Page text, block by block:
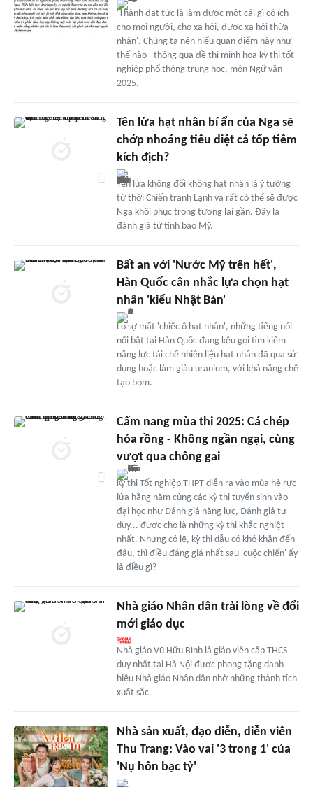
'Thành đạt tức là làm được một cái gì có ích
cho mọi người, cho xã hội, được xã hội thừa
nhận'. Chúng ta nên hiểu quan điểm này như
thế nào - thông qua đề thi minh họa kỳ thi tốt
nghiệp phổ thông trung học, môn Ngữ văn
2025.
Tên lửa hạt nhân bí ẩn của Nga sẽ
chớp nhoáng tiêu diệt cả tốp tiêm
kích địch?
Tên lửa không đối không hạt nhân là ý tưởng
từ thời Chiến tranh Lạnh và rất có thể sẽ được
Nga khôi phục trong tương lai gần. Đây là
đánh giá từ tình báo Mỹ.
Bất an với 'Nước Mỹ trên hết',
Hàn Quốc cân nhắc lựa chọn hạt
nhân 'kiểu Nhật Bản'
Lo sợ mất 'chiếc ô hạt nhân', những tiếng nói
nổi bật tại Hàn Quốc đang kêu gọi tìm kiếm
năng lực tái chế nhiên liệu hạt nhân đã qua sử
dụng hoặc làm giàu uranium, với khả năng chế
tạo bom.
Cẩm nang mùa thi 2025: Cá chép
hóa rồng - Không ngần ngại, cùng
vượt qua chông gai
Kỳ thi Tốt nghiệp THPT diễn ra vào mùa hè rực
lửa hằng năm cùng các kỳ thi tuyển sinh vào
đại học như Đánh giá năng lực, Đánh giá tư
duy... được cho là những kỳ thi khắc nghiệt
nhất. Nhưng có lẽ, kỳ thi dẫu có khó khăn đến
đâu, thì điều đáng giá nhất sau 'cuộc chiến' ấy
là điều gì?
Nhà giáo Nhân dân trải lòng về đổi
mới giáo dục
Nhà giáo Vũ Hữu Bình là giáo viên cấp THCS
duy nhất tại Hà Nội được phong tặng danh
hiệu Nhà giáo Nhân dân nhờ những thành tích
xuất sắc.
Nhà sản xuất, đạo diễn, diễn viên
Thu Trang: Vào vai '3 trong 1' của
'Nụ hôn bạc tỷ'